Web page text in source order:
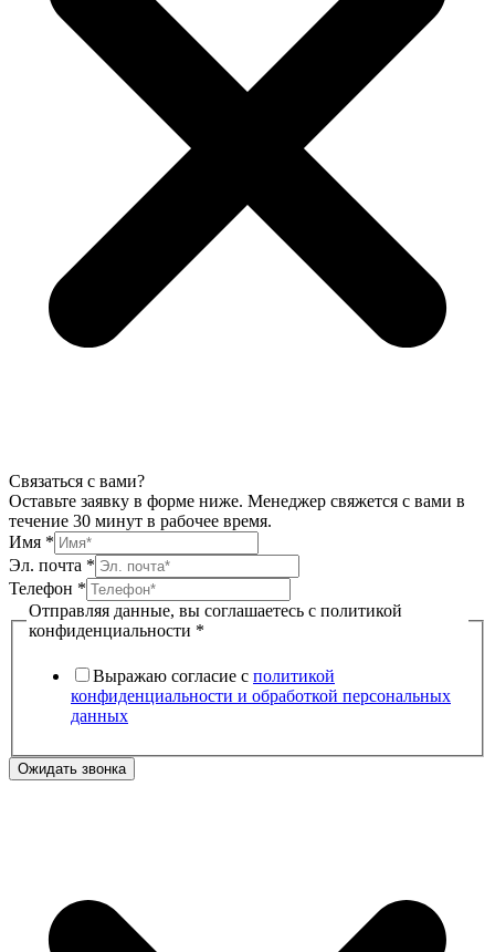
Связаться с вами?
Оставьте заявку в форме ниже. Менеджер свяжется с вами в
течение 30 минут в рабочее время.
Имя *
Эл. почта *
конфиденциальности
соглашаетесь
Телефон *
Отправляя данные, вы соглашаетесь с политикой
конфиденциальности *
Выражаю согласие с политикой
конфиденциальности и обработкой персональных
данных
Ожидать звонка